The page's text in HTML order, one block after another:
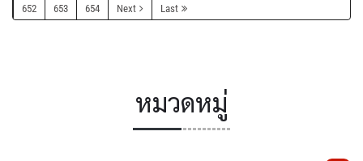
652
653 654 Next Last
หมวดหมู่